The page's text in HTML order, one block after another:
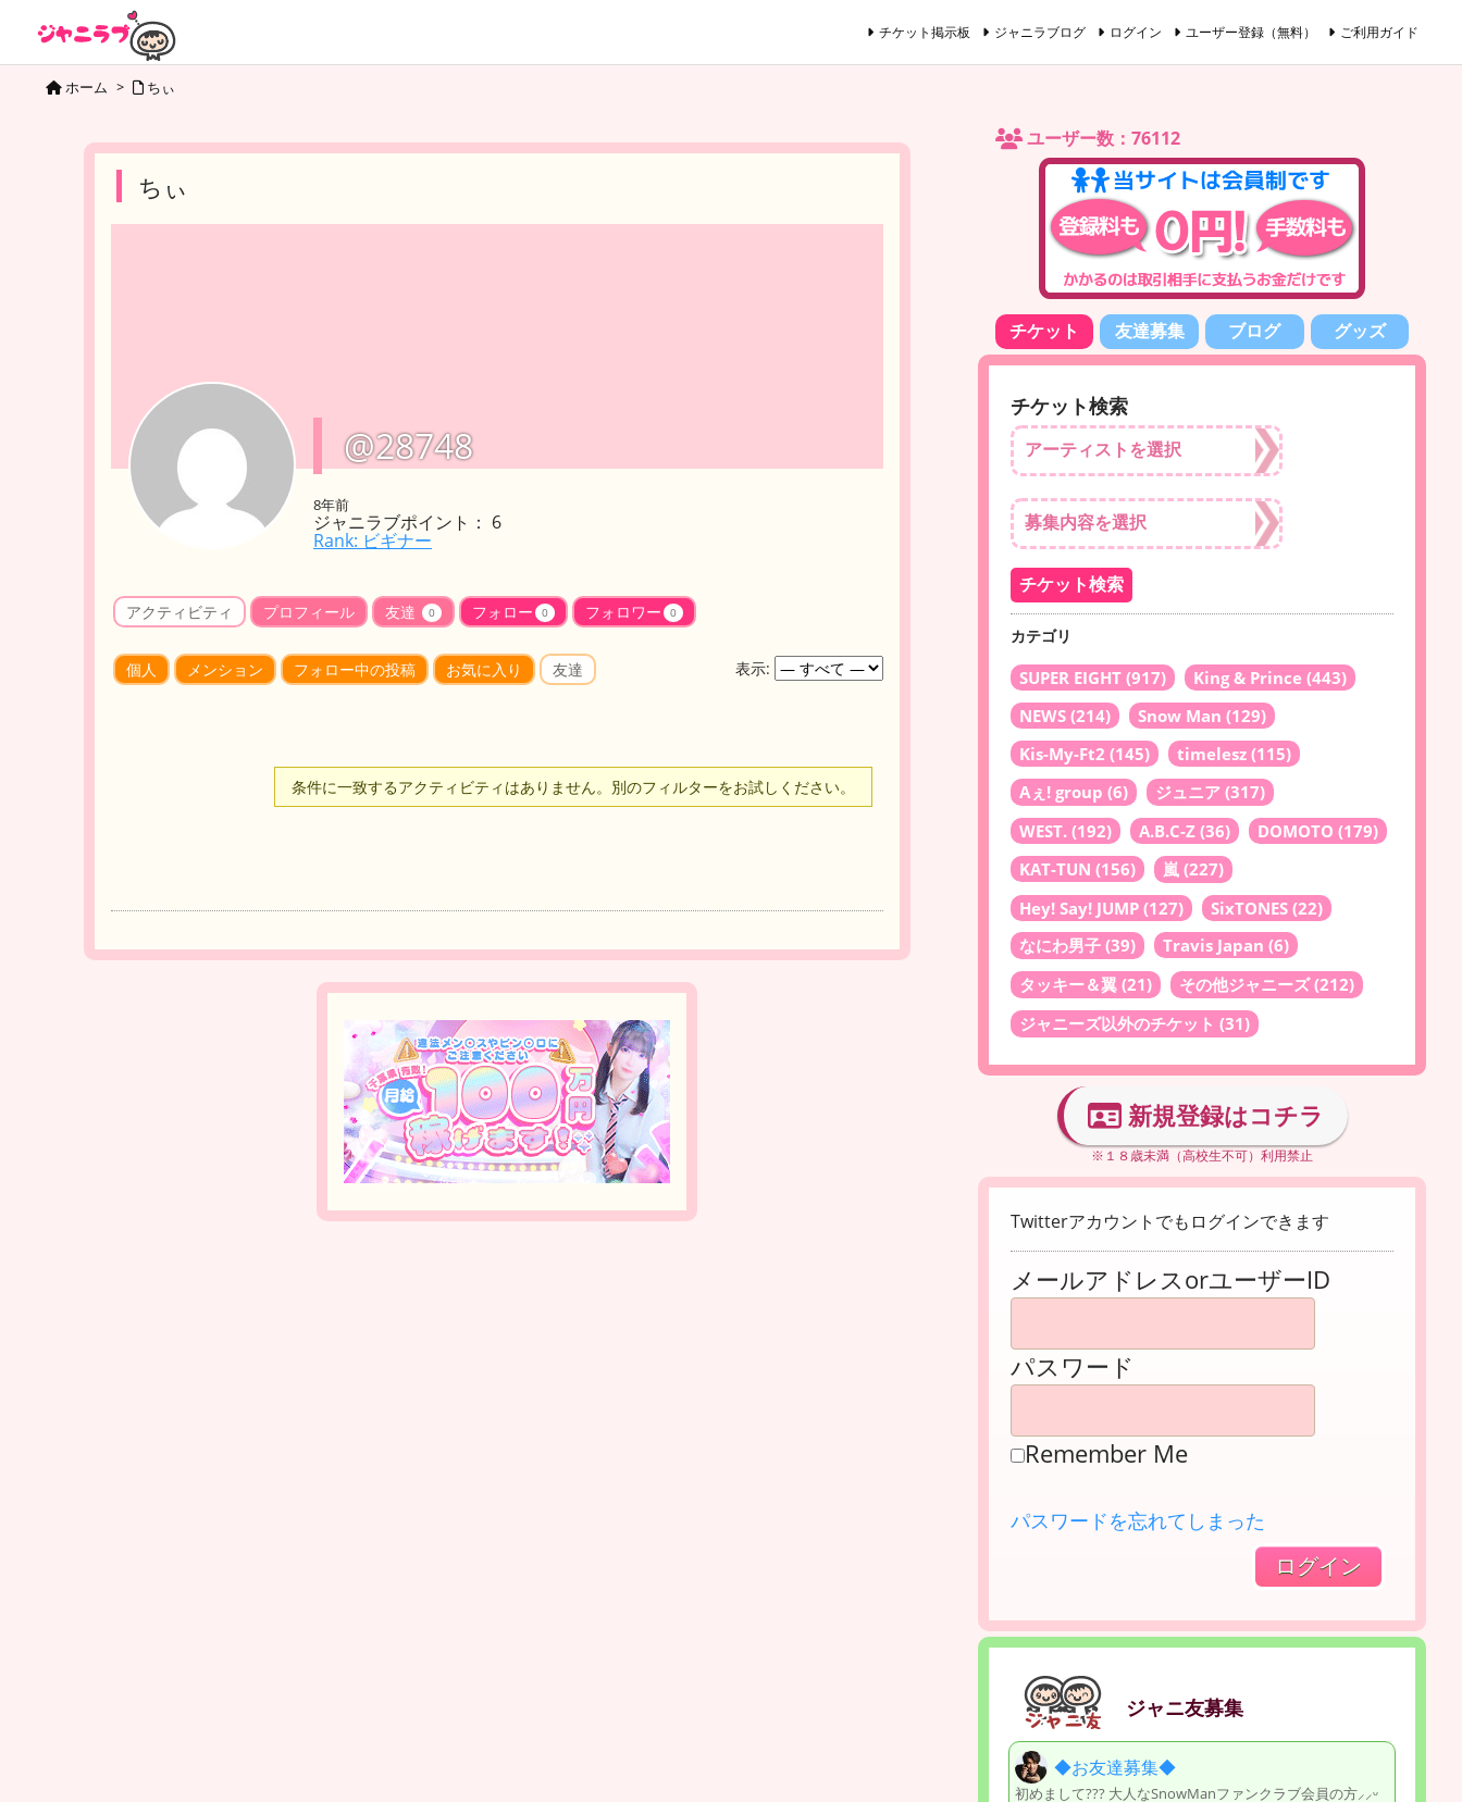
チケット掲示板 ジャニラブログ ログイン ユーザー登録（無料） ご利用ガイド
ホーム > ちぃ
ちぃ
@28748
8年前
ジャニラブポイント： 6
Rank: ビギナー
アクティビティ プロフィール 友達 0 フォロー 0 フォロワー 0
個人 メンション フォロー中の投稿 お気に入り 友達 表示:
条件に一致するアクティビティはありません。別のフィルターをお試しください。
ユーザー数：76112
チケット 友達募集 ブログ グッズ
チケット検索
カテゴリ
SUPER EIGHT (917) King & Prince (443)
NEWS (214) Snow Man (129)
Kis-My-Ft2 (145) timelesz (115)
Aぇ! group (6) ジュニア (317)
WEST. (192) A.B.C-Z (36) DOMOTO (179)
KAT-TUN (156) 嵐 (227)
Hey! Say! JUMP (127) SixTONES (22)
なにわ男子 (39) Travis Japan (6)
タッキー＆翼 (21) その他ジャニーズ(212)
ジャニーズ以外のチケット (31)
新規登録はコチラ
※１８歳未満（高校生不可）利用禁止
Twitterアカウントでもログインできます
メールアドレスorユーザーID
パスワード
Remember Me
パスワードを忘れてしまった
ジャニ友募集
◆お友達募集◆
初めまして??? 大人なSnowManファンクラブ会員の方⸝⸝ᵕ